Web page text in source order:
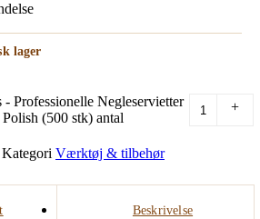
lager
Professionelle Negleservietter
(500 stk) antal
+
Kategori Værktøj & tilbehør
Beskrivelse